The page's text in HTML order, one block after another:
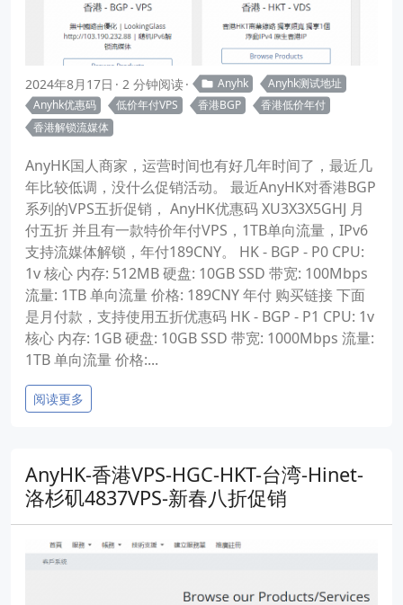
2024年8月17日 2 分钟阅读 Anyhk
Anyhk测试地址
Anyhk优惠码
低价年付VPS 香港BGP
香港低价年付
香港解锁流媒体
AnyHK国人商家，运营时间也有好几年时间了，最近几
年比较低调，没什么促销活动。 最近AnyHK对香港BGP
系列的VPS五折促销， AnyHK优惠码 XU3X3X5GHJ 月
付五折 并且有一款特价年付VPS，1TB单向流量，IPv6
支持流媒体解锁，年付189CNY。 HK - BGP - P0 CPU:
1v 核心 内存: 512MB 硬盘: 10GB SSD 带宽: 100Mbps
流量: 1TB 单向流量 价格: 189CNY 年付 购买链接 下面
是月付款，支持使用五折优惠码 HK - BGP - P1 CPU: 1v
核心 内存: 1GB 硬盘: 10GB SSD 带宽: 1000Mbps 流量:
1TB 单向流量 价格:...
阅读更多
AnyHK-香港VPS-HGC-HKT-台湾-Hinet-
洛杉矶4837VPS-新春八折促销